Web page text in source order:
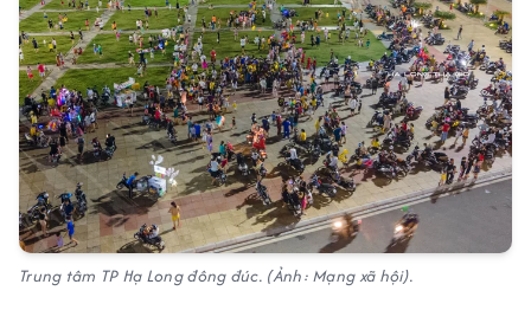
Trung tâm TP Hạ Long đông đúc. (Ảnh: Mạng xã hội).